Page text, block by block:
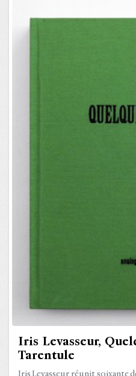
Iris Levasseur,
Tarentule